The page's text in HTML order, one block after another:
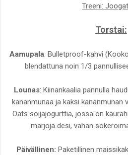
Treeni:
Torstai:
Aamupala: Bulletproof-kahvi
blendattuna noin 1/3
Lounas: Kiinankaalia pannulla
kananmunaa ja kaksi kananmunan
Oats soijajogurttia, jossa on
marjoja desi, vähän
Päivällinen: Paketillinen